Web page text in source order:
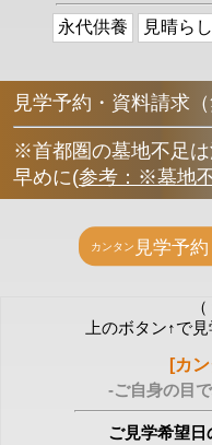
永代供養 見晴ら
見学予約・資料請求（
※首都圏の墓地不足
早めに(参考：※墓地
上のボタン↑で
[カ
-ご自身の目
ご見学希望